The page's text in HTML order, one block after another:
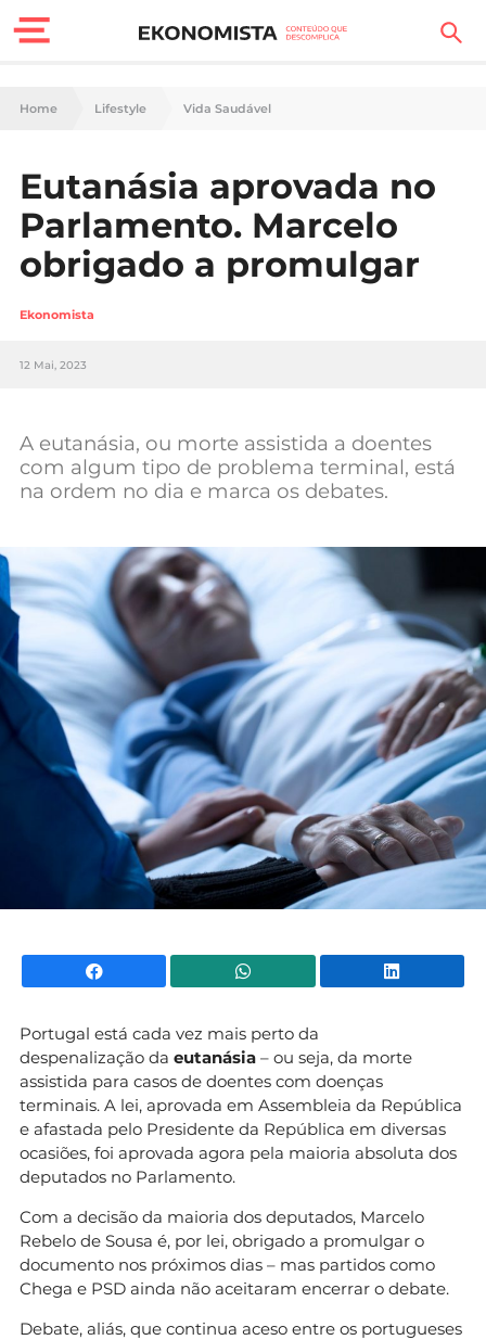
Finanças Pessoais
Carreira
Casa
Lifestyle
Sociedade
Negócios
Home Lifestyle Vida Saudável
Eutanásia aprovada no
Parlamento. Marcelo
obrigado a promulgar
Ekonomista
12 Mai, 2023
A eutanásia, ou morte assistida a doentes
com algum tipo de problema terminal, está
na ordem no dia e marca os debates.
Facebook WhatsApp
Portugal está cada vez mais perto da
despenalização da eutanásia – ou seja, da morte
assistida para casos de doentes com doenças
terminais. A lei, aprovada em Assembleia da República
e afastada pelo Presidente da República em diversas
ocasiões, foi aprovada agora pela maioria absoluta dos
deputados no Parlamento.
Com a decisão da maioria dos deputados, Marcelo
Rebelo de Sousa é, por lei, obrigado a promulgar o
documento nos próximos dias – mas partidos como
Chega e PSD ainda não aceitaram encerrar o debate.
Debate, aliás, que continua aceso entre os portugueses